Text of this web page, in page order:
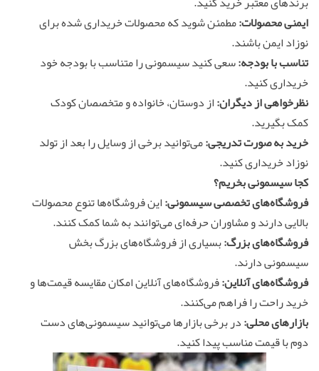
ایمنی محصولات:مطمئن شوید که محصولات خریداری شده برای
نوزاد ایمن باشند.
تناسب با بودجه:سعی کنید سیسمونی را متناسب با بودجه خود
خریداری کنید.
نظرخواهی از دیگران:از دوستان، خانواده و متخصصان کودک
کمک بگیرید.
خرید به صورت تدریجی:می‌توانید برخی از وسایل را بعد از تولد
نوزاد خریداری کنید.
کجا سیسمونی بخریم؟
فروشگاه‌های تخصصی سیسمونی:این فروشگاه‌ها تنوع محصولات
بالایی دارند و مشاوران حرفه‌ای می‌توانند به شما کمک کنند.
فروشگاه‌های بزرگ:بسیاری از فروشگاه‌های بزرگ بخش
سیسمونی دارند.
فروشگاه‌های آنلاین:فروشگاه‌های آنلاین امکان مقایسه قیمت‌ها و
خرید راحت را فراهم می‌کنند.
بازارهای محلی:در برخی بازارها می‌توانید سیسمونی‌های دست
دوم با قیمت مناسب پیدا کنید.